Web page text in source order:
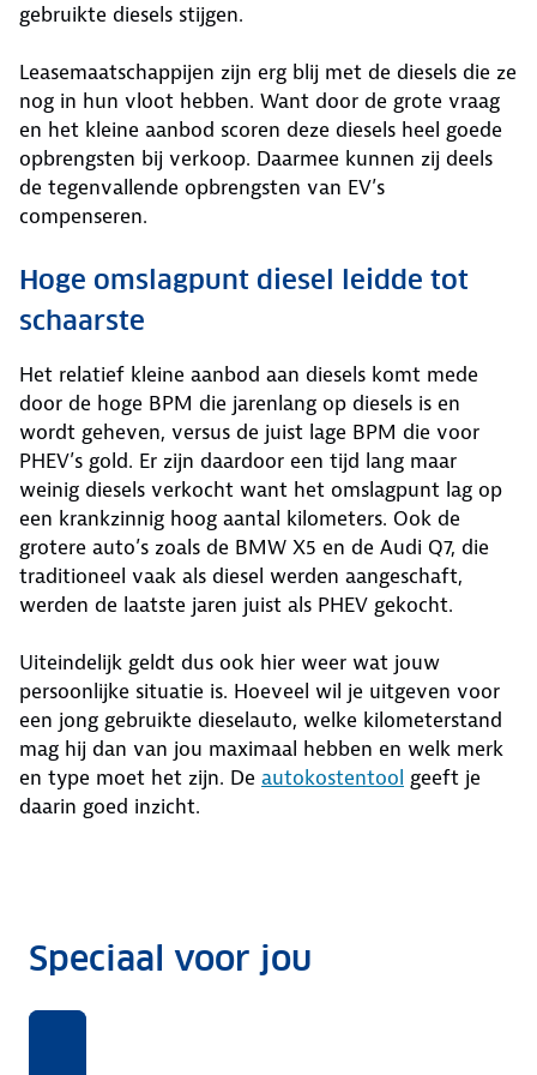
gebruikte diesels stijgen.
Leasemaatschappijen zijn erg blij met de diesels die ze
nog in hun vloot hebben. Want door de grote vraag
en het kleine aanbod scoren deze diesels heel goede
opbrengsten bij verkoop. Daarmee kunnen zij deels
de tegenvallende opbrengsten van EV’s
compenseren.
Hoge omslagpunt diesel leidde tot
schaarste
Het relatief kleine aanbod aan diesels komt mede
door de hoge BPM die jarenlang op diesels is en
wordt geheven, versus de juist lage BPM die voor
PHEV’s gold. Er zijn daardoor een tijd lang maar
weinig diesels verkocht want het omslagpunt lag op
een krankzinnig hoog aantal kilometers. Ook de
grotere auto’s zoals de BMW X5 en de Audi Q7, die
traditioneel vaak als diesel werden aangeschaft,
werden de laatste jaren juist als PHEV gekocht.
Uiteindelijk geldt dus ook hier weer wat jouw
persoonlijke situatie is. Hoeveel wil je uitgeven voor
een jong gebruikte dieselauto, welke kilometerstand
mag hij dan van jou maximaal hebben en welk merk
en type moet het zijn. De autokostentool geeft je
daarin goed inzicht.
Speciaal voor jou